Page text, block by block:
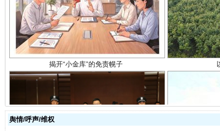
受贿1.44亿！段成刚被判无期
舆情/呼声/维权